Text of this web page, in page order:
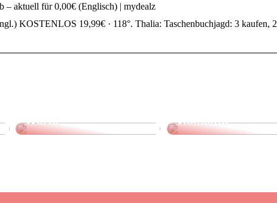
– aktuell für 0,00€ (Englisch) | mydealz
KOSTENLOS 19,99€ · 118°. Thalia: Taschenbuchjagd: 3 kaufen, 2
Werte
vielseitig